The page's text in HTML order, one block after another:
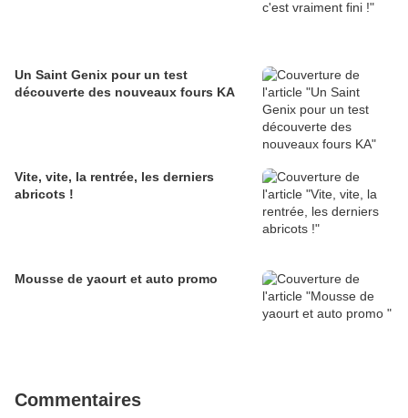
Un Saint Genix pour un test
découverte des nouveaux fours KA
Vite, vite, la rentrée, les derniers
abricots !
Mousse de yaourt et auto promo
Commentaires